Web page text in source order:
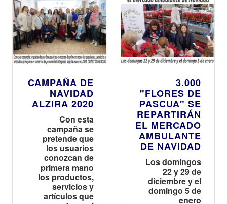
CAMPAÑA DE
NAVIDAD
ALZIRA 2020
Con esta
campaña se
pretende que
los usuarios
conozcan de
primera mano
los productos,
servicios y
artículos que
3.000
"FLORES DE
PASCUA" SE
REPARTIRÁN
EL MERCADO
AMBULANTE
DE NAVIDAD
Los domingos
22 y 29 de
diciembre y el
domingo 5 de
enero